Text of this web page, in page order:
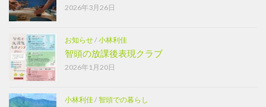
2026年3月26日
お知らせ/小林利佳
智頭の放課後表現クラブ
2026年1月20日
小林利佳/智頭での暮らし